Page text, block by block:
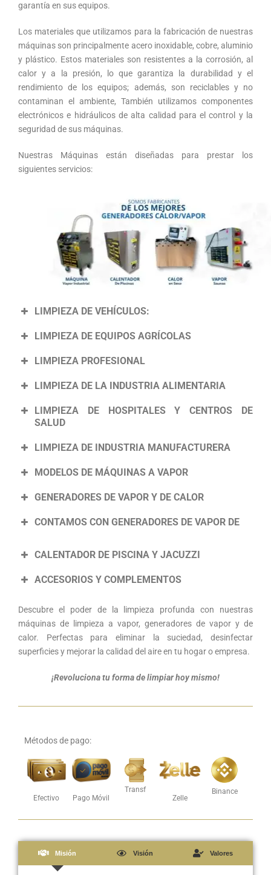
garantía en sus equipos.
Los materiales que utilizamos para la fabricación de nuestras
máquinas son principalmente acero inoxidable, cobre, aluminio
y plástico. Estos materiales son resistentes a la corrosión, al
calor y a la presión, lo que garantiza la durabilidad y el
rendimiento de los equipos; además, son reciclables y no
contaminan el ambiente, También utilizamos componentes
electrónicos e hidráulicos de alta calidad para el control y la
seguridad de sus máquinas.
Nuestras Máquinas están diseñadas para prestar los
siguientes servicios:
LIMPIEZA DE VEHÍCULOS:
LIMPIEZA DE EQUIPOS AGRÍCOLAS
LIMPIEZA PROFESIONAL
LIMPIEZA DE LA INDUSTRIA ALIMENTARIA
LIMPIEZA DE HOSPITALES Y CENTROS DE
SALUD
LIMPIEZA DE INDUSTRIA MANUFACTURERA
MODELOS DE MÁQUINAS A VAPOR
GENERADORES DE VAPOR Y DE CALOR
CONTAMOS CON GENERADORES DE VAPOR DE
CALENTADOR DE PISCINA Y JACUZZI
ACCESORIOS Y COMPLEMENTOS
Descubre el poder de la limpieza profunda con nuestras
máquinas de limpieza a vapor, generadores de vapor y de
calor. Perfectas para eliminar la suciedad, desinfectar
superficies y mejorar la calidad del aire en tu hogar o empresa.
¡Revoluciona tu forma de limpiar hoy mismo!
Métodos de pago:
Efectivo Pago Móvil
Transf
Zelle
Binance
Misión Visión Valores